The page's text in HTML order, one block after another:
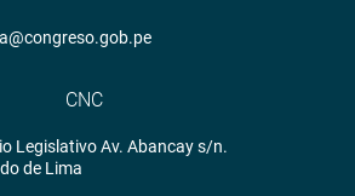
CNC
Legislativo Av. Abancay s/n.
de Lima